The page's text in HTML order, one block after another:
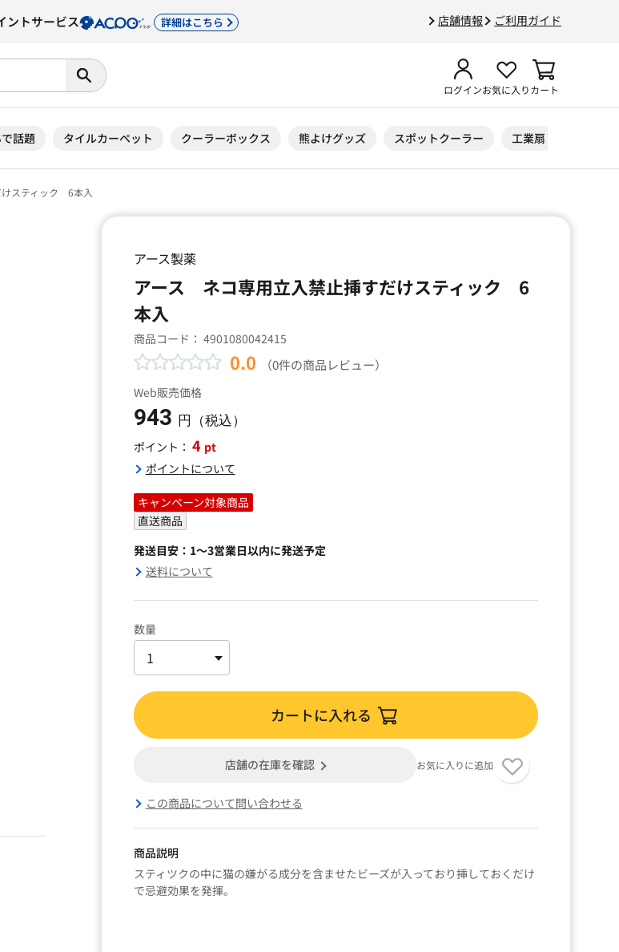
店舗情報 ご利用ガイド
ントサービス 詳細はこちら
ログインお気に入りカート
話題 タイルカーペット クーラーボックス 熊よけグッズ スポットクーラー 工業扇
スティック 6本入
アース製薬
アース ネコ専用立入禁止挿すだけスティック 6
本入
商品コード： 4901080042415
0.0 （0件の商品レビュー）
Web販売価格
943 円（税込）
ポイント： 4 pt
ポイントについて
キャンペーン対象商品
直送商品
発送目安：1～3営業日以内に発送予定
送料について
数量
カートに入れる
店舗の在庫を確認 お気に入りに追加
この商品について問い合わせる
商品説明
スティツクの中に猫の嫌がる成分を含ませたビーズが入っており挿しておくだけ
で忌避効果を発揮。